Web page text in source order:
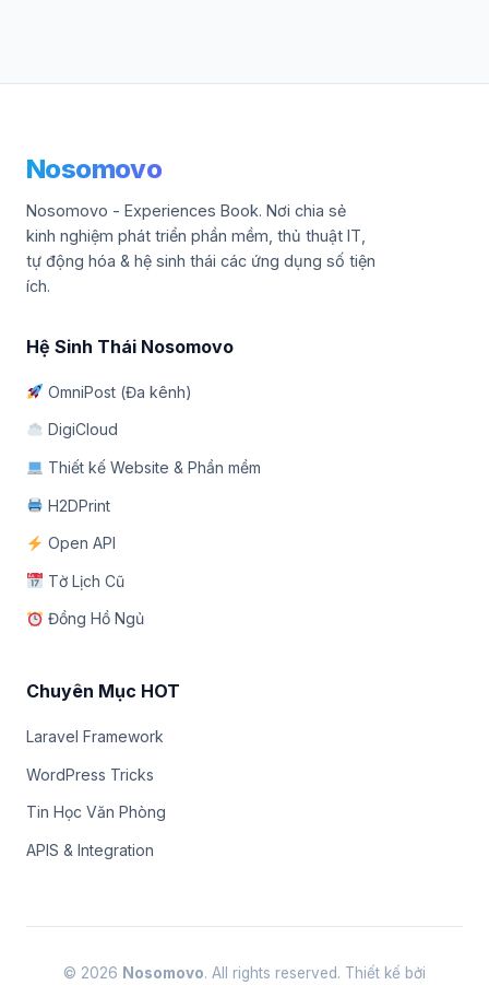
Nosomovo
Nosomovo - Experiences Book. Nơi chia sẻ
kinh nghiệm phát triển phần mềm, thủ thuật IT,
tự động hóa & hệ sinh thái các ứng dụng số tiện
ích.
Hệ Sinh Thái Nosomovo
OmniPost (Đa kênh)
DigiCloud
Thiết kế Website & Phần mềm
H2DPrint
Open API
Tờ Lịch Cũ
Đồng Hồ Ngủ
Chuyên Mục HOT
Laravel Framework
WordPress Tricks
Tin Học Văn Phòng
APIS & Integration
© 2026 Nosomovo. All rights reserved. Thiết kế bởi